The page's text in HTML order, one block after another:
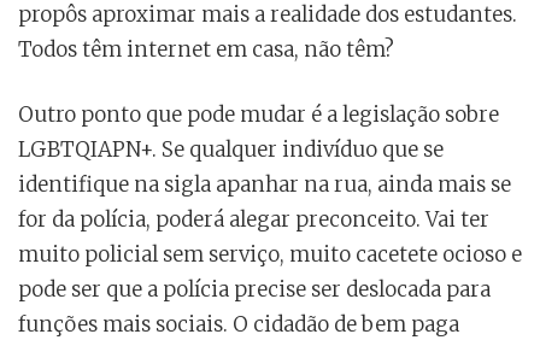
propôs aproximar mais a realidade dos estudantes.
Todos têm internet em casa, não têm?
Outro ponto que pode mudar é a legislação sobre
LGBTQIAPN+. Se qualquer indivíduo que se
identifique na sigla apanhar na rua, ainda mais se
for da polícia, poderá alegar preconceito. Vai ter
muito policial sem serviço, muito cacetete ocioso e
pode ser que a polícia precise ser deslocada para
funções mais sociais. O cidadão de bem paga